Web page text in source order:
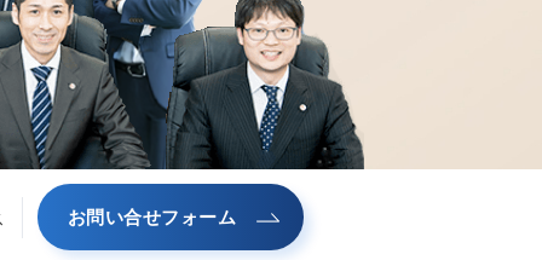
お問い合せフォーム